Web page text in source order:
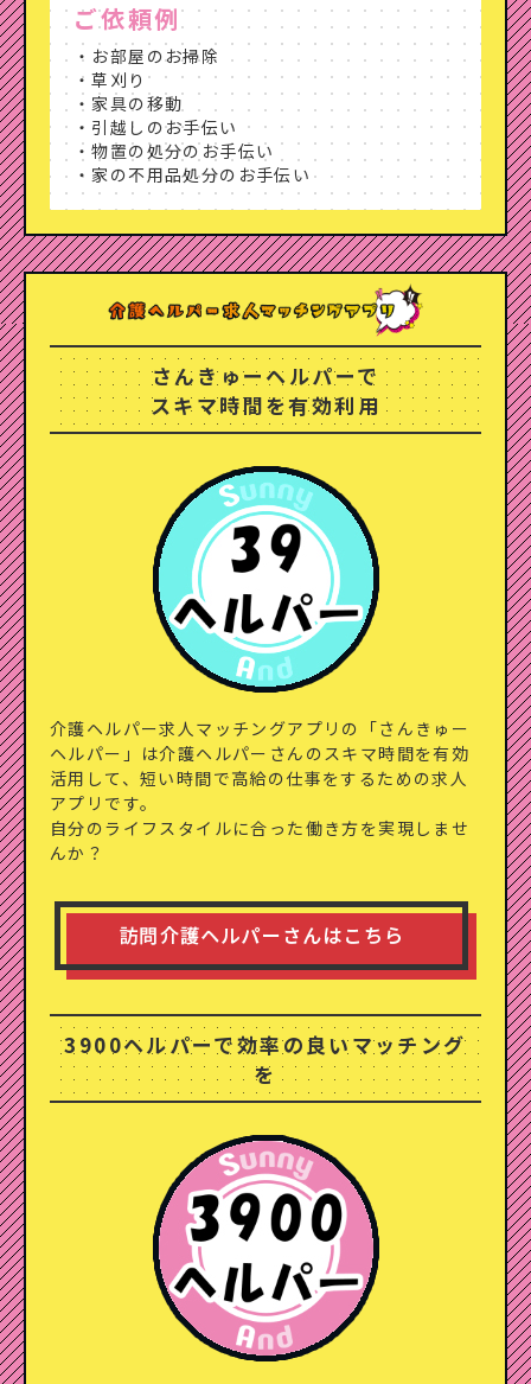
ご依頼例
・お部屋のお掃除
・草刈り
・家具の移動
・引越しのお手伝い
・物置の処分のお手伝い
・家の不用品処分のお手伝い
さんきゅーヘルパーで
スキマ時間を有効利用
介護ヘルパー求人マッチングアプリの「さんきゅー
ヘルパー」は介護ヘルパーさんのスキマ時間を有効
活用して、短い時間で高給の仕事をするための求人
アプリです。
自分のライフスタイルに合った働き方を実現しませ
んか？
3900ヘルパーで効率の良いマッチング
を